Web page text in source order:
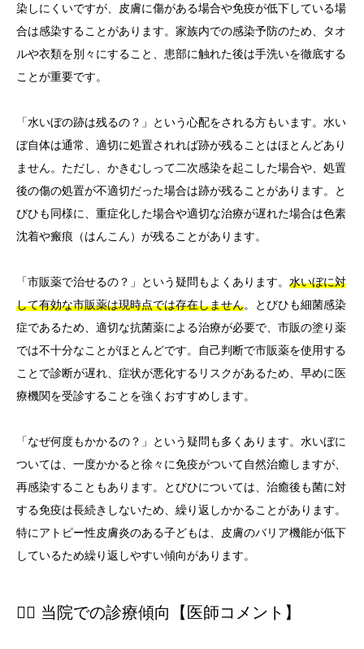
染しにくいですが、皮膚に傷がある場合や免疫が低下している場
合は感染することがあります。家族内での感染予防のため、タオ
ルや衣類を別々にすること、患部に触れた後は手洗いを徹底する
ことが重要です。
「水いぼの跡は残るの？」という心配をされる方もいます。水い
ぼ自体は通常、適切に処置されれば跡が残ることはほとんどあり
ません。ただし、かきむしって二次感染を起こした場合や、処置
後の傷の処置が不適切だった場合は跡が残ることがあります。と
びひも同様に、重症化した場合や適切な治療が遅れた場合は色素
沈着や瘢痕（はんこん）が残ることがあります。
「市販薬で治せるの？」という疑問もよくあります。 水いぼに対
して有効な市販薬は現時点では存在しません。とびひも細菌感染
症であるため、適切な抗菌薬による治療が必要で、市販の塗り薬
では不十分なことがほとんどです。自己判断で市販薬を使用する
ことで診断が遅れ、症状が悪化するリスクがあるため、早めに医
療機関を受診することを強くおすすめします。
「なぜ何度もかかるの？」という疑問も多くあります。水いぼに
ついては、一度かかると徐々に免疫がついて自然治癒しますが、
再感染することもあります。とびひについては、治癒後も菌に対
する免疫は長続きしないため、繰り返しかかることがあります。
特にアトピー性皮膚炎のある子どもは、皮膚のバリア機能が低下
しているため繰り返しやすい傾向があります。
👨‍⚕️ 当院での診療傾向【医師コメント】